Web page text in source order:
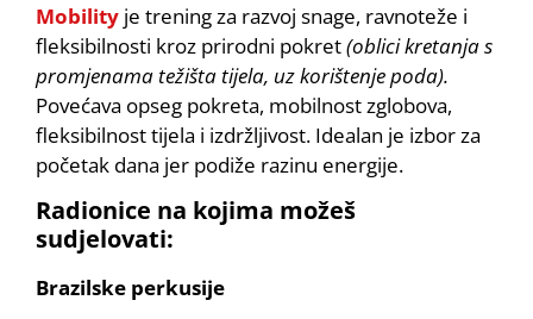
Mobility je trening za razvoj snage, ravnoteže i
fleksibilnosti kroz prirodni pokret(oblici kretanja s
promjenama težišta tijela, uz korištenje poda).
Povećava opseg pokreta, mobilnost zglobova,
fleksibilnost tijela i izdržljivost. Idealan je izbor za
početak dana jer podiže razinu energije.
Radionice na kojima možeš
sudjelovati:
Brazilske perkusije